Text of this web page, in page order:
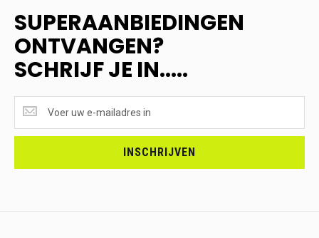
SUPERAANBIEDINGEN
ONTVANGEN?
SCHRIJF JE IN.....
ONTVANGEN?
<br>SCHRIJF
INSCHRIJVEN